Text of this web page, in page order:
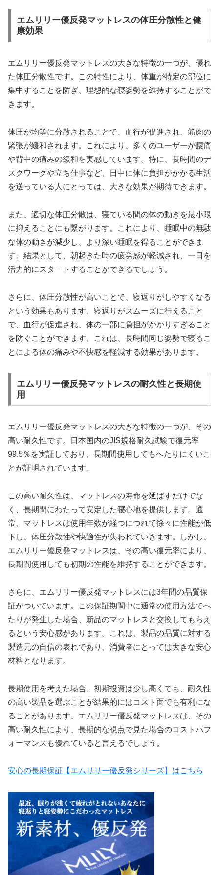
エムリリー優反発マットレスの体圧分散性と健
康効果
エムリリー優反発マットレスの大きな特徴の一つが、優れ
た体圧分散性です。この特性により、体重が特定の部位に
集中することを防ぎ、理想的な寝姿勢を維持することがで
きます。
体圧が均等に分散されることで、血行が促進され、筋肉の
緊張が緩和されます。これにより、多くのユーザーが腰痛
や背中の痛みの緩和を実感しています。特に、長時間のデ
スクワークや立ち仕事など、日中に体に負担がかかる生活
を送っている人にとっては、大きな効果が期待できます。
また、適切な体圧分散は、寝ている間の体の動きを最小限
に抑えることにも繋がります。これにより、睡眠中の無駄
な体の動きが減少し、より深い睡眠を得ることができま
す。結果として、朝起きた時の疲労感が軽減され、一日を
活力的にスタートすることができるでしょう。
さらに、体圧分散性が高いことで、寝返りがしやすくなる
という効果もあります。寝返りがスムーズに行えること
で、血行が促進され、体の一部に負担がかかりすぎること
を防ぐことができます。これは、長時間同じ姿勢で寝るこ
とによる体の痛みや不快感を軽減する効果があります。
エムリリー優反発マットレスの耐久性と長期使
用
エムリリー優反発マットレスの大きな特徴の一つが、その
高い耐久性です。日本国内のJIS規格耐久試験で復元率
99.5％を実証しており、長期間使用してもへたりにくいこ
とが証明されています。
この高い耐久性は、マットレスの寿命を延ばすだけでな
く、長期間にわたって安定した寝心地を提供します。通
常、マットレスは使用年数が経つにつれて徐々に性能が低
下し、体圧分散性や快適性が失われていきます。しかし、
エムリリー優反発マットレスは、その高い復元率により、
長期間使用しても初期の性能を維持することができます。
さらに、エムリリー優反発マットレスには3年間の品質保
証がついています。この保証期間中に通常の使用方法でへ
たりが発生した場合、新品のマットレスと交換してもらえ
るという安心感があります。これは、製品の品質に対する
製造元の自信の表れであり、消費者にとっては大きな安心
材料となります。
長期使用を考えた場合、初期投資は少し高くても、耐久性
の高い製品を選ぶことが結果的にはコスト面でも有利にな
ることがあります。エムリリー優反発マットレスは、その
高い耐久性により、長期的な視点で見た場合のコストパフ
ォーマンスも優れていると言えるでしょう。
安心の長期保証【エムリリー優反発シリーズ】はこちら